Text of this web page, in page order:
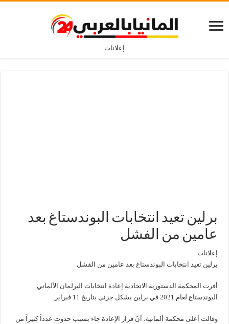
إعلانات
برلين تعيد انتخابات البوندستاغ بعد
عامين من الفشل
إعلانات
برلين تعيد انتخابات البوندستاغ بعد عامين من الفشل
أقرت المحكمة الدستورية الاتحادية إعادة انتخابات البرلمان الألماني
البوندستاغ لعام 2021 في برلين بشكل جزئي بتاريخ 11 فبراير.
وقالت أعلى محكمة ألمانية، أنّ قرار الإعادة جاء بسبب حدوث عدداً كبيراً من